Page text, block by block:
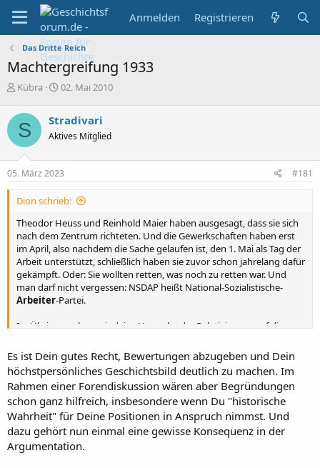
Anmelden Registrieren
Das Dritte Reich
Machtergreifung 1933
E
s
t
e
l
l
e
Kübra
E
t
e
l
t
m
02. Mai 2010
S Stradivari
Aktives Mitglied
05. März 2023 #181
Dion schrieb:
Theodor Heuss und Reinhold Maier haben ausgesagt, dass sie sich
nach dem Zentrum richteten. Und die Gewerkschaften haben erst
im April, also nachdem die Sache gelaufen ist, den 1. Mai als Tag der
Arbeit unterstützt, schließlich haben sie zuvor schon jahrelang dafür
gekämpft. Oder: Sie wollten retten, was noch zu retten war. Und
man darf nicht vergessen: NSDAP heißt National-Sozialistische-
Arbeiter-Partei.
Im Übrigen gehen mir deine Versuche der Relativierung auf die
Und was die Wertungen angeht: Wir alle werten, denn wir alle? sind
der Meinung, die Nazis waren und sind Verbrecher – und zwar alle,
also auch diejenigen, die nur Mitläufer waren, denn ohne diese
Mitläufer und Sympathisanten, der Stützen des Regimes, wären die
wirklichen Verbrechen nicht möglich gewesen.
Das gilt übrigens für alle Organisationen, die Verbrechen begehen,
denn diese können das nur tun, wenn genügend Leute/Anhänger
Es ist Dein gutes Recht, Bewertungen abzugeben und Dein
höchstpersönliches Geschichtsbild deutlich zu machen. Im
Rahmen einer Forendiskussion wären aber Begründungen
schon ganz hilfreich, insbesondere wenn Du "historische
Wahrheit" für Deine Positionen in Anspruch nimmst. Und
dazu gehört nun einmal eine gewisse Konsequenz in der
Argumentation.